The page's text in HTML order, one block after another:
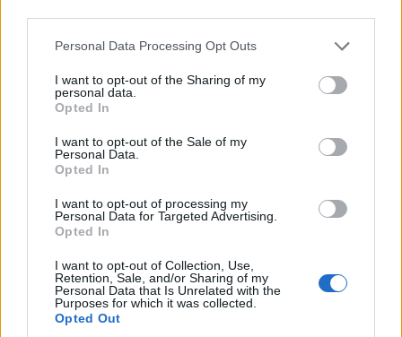
Personal Data Processing Opt Outs
I want to opt-out of the Sharing of my
personal data.
Opted In
I want to opt-out of the Sale of my
Personal Data.
Opted In
I want to opt-out of processing my
Personal Data for Targeted Advertising.
Opted In
I want to opt-out of Collection, Use,
Retention, Sale, and/or Sharing of my
Personal Data that Is Unrelated with the
Purposes for which it was collected.
Opted Out
VAI ALLA VERSIONE CLASSICA
Il materiale (testo, foto e video) consultabile in questo portale è di nostra proprietà.
Alcune foto (screenshot) ed articoli presenti su "Milan Magazine" sono in parte giunti da
internet, in quanto arrivati alla nostra attenzione attraverso regolari comunicati stampa